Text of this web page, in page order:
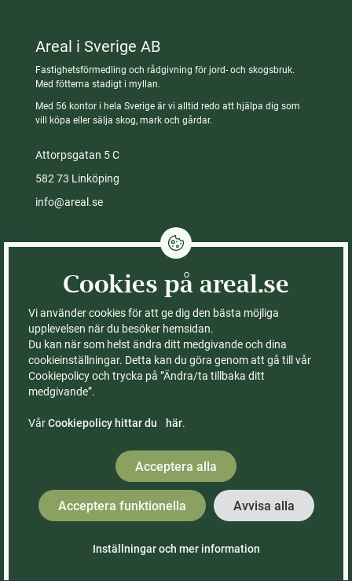
Tomas
Karlsson
Reg. fastighetsmäklare
Areal i Sverige AB
Fastighetsförmedling och rådgivning för jord- och skogsbruk.
Med fötterna stadigt i myllan.
Med 56 kontor i hela Sverige är vi alltid redo att hjälpa dig som
vill köpa eller sälja skog, mark och gårdar.
Attorpsgatan 5 C
582 73 Linköping
info@areal.se
Integritetspolicy
Cookies på areal.se
Fastigheter till salu
Köpa skog
Köpa gård
Köpa åker
Sälja med Areal
Kontor
Om Areal
Ledning & styrelse
FAQ – vanliga frågor
skogsfastighet
Made with by WonderFour
Cookies på areal.se
Vi använder cookies för att ge dig den bästa möjliga
upplevelsen när du besöker hemsidan.
Du kan när som helst ändra ditt medgivande och dina
cookieinställningar. Detta kan du göra genom att gå till vår
Cookiepolicy och trycka på ”Ändra/ta tillbaka ditt
medgivande”.
VårCookiepolicy hittar du här.
Acceptera alla
Acceptera funktionella Avvisa alla
Inställningar och mer information